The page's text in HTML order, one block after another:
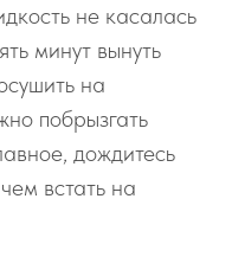
не касалась
минут вынуть
на
побрызгать
дождитесь
встать на